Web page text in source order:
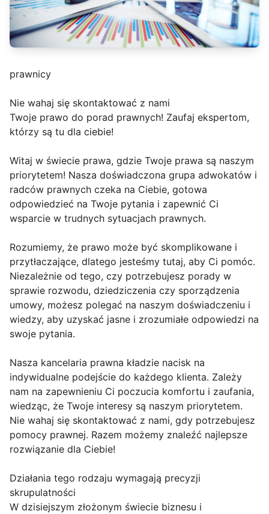
prawnicy
Nie wahaj się skontaktować z nami
Twoje prawo do porad prawnych! Zaufaj ekspertom,
którzy są tu dla ciebie!
Witaj w świecie prawa, gdzie Twoje prawa są naszym
priorytetem! Nasza doświadczona grupa adwokatów i
radców prawnych czeka na Ciebie, gotowa
odpowiedzieć na Twoje pytania i zapewnić Ci
wsparcie w trudnych sytuacjach prawnych.
Rozumiemy, że prawo może być skomplikowane i
przytłaczające, dlatego jesteśmy tutaj, aby Ci pomóc.
Niezależnie od tego, czy potrzebujesz porady w
sprawie rozwodu, dziedziczenia czy sporządzenia
umowy, możesz polegać na naszym doświadczeniu i
wiedzy, aby uzyskać jasne i zrozumiałe odpowiedzi na
swoje pytania.
Nasza kancelaria prawna kładzie nacisk na
indywidualne podejście do każdego klienta. Zależy
nam na zapewnieniu Ci poczucia komfortu i zaufania,
wiedząc, że Twoje interesy są naszym priorytetem.
Nie wahaj się skontaktować z nami, gdy potrzebujesz
pomocy prawnej. Razem możemy znaleźć najlepsze
rozwiązanie dla Ciebie!
Działania tego rodzaju wymagają precyzji
skrupulatności
W dzisiejszym złożonym świecie biznesu i